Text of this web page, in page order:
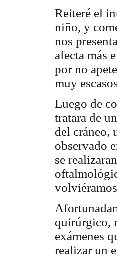
Reiteré el
niño, y
nos
afecta más
por no
muy
Luego de
tratara de
del cráneo,
observado
se
quirúrgico,
exámenes
realizar un